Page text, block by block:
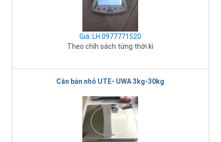
Giá: LH 0977771520
Theo chíh sách từng thời kì
Cân bàn nhỏ UTE- UWA 3kg-30kg